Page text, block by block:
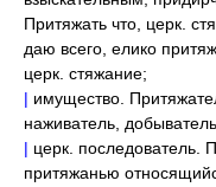
Притяжать что, церк.
даю всего, елико
церк. стяжание;
| имущество.
наживатель,
| церк. последователь.
притяжанью